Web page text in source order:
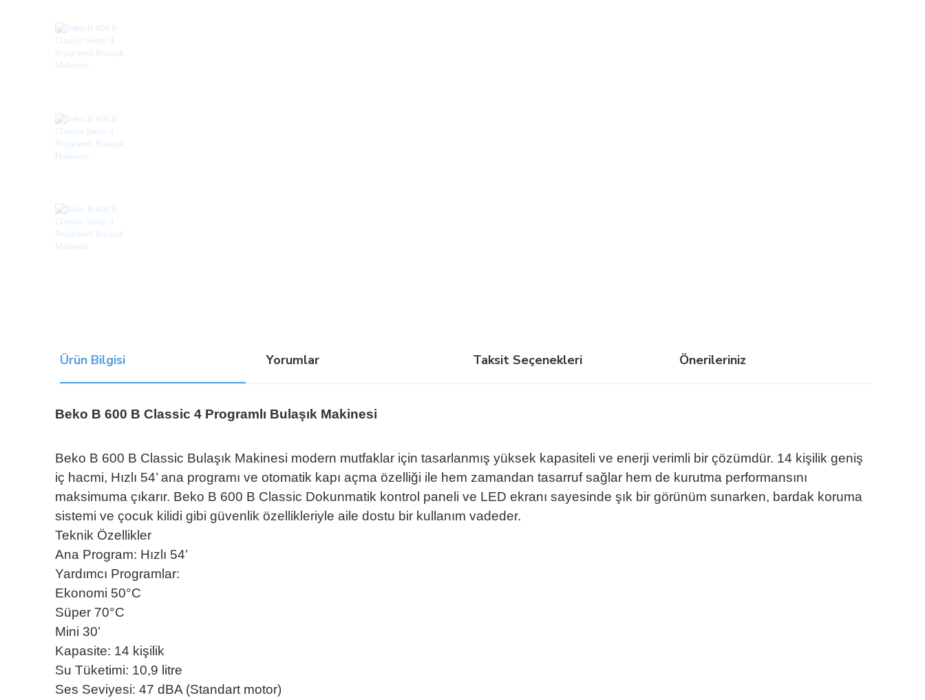
Ürün Bilgisi Yorumlar Taksit Seçenekleri Önerileriniz
Beko B 600 B Classic 4 Programlı Bulaşık Makinesi
Beko B 600 B Classic Bulaşık Makinesi modern mutfaklar için tasarlanmış yüksek kapasiteli ve enerji verimli bir çözümdür. 14 kişilik geniş
iç hacmi, Hızlı 54’ ana programı ve otomatik kapı açma özelliği ile hem zamandan tasarruf sağlar hem de kurutma performansını
maksimuma çıkarır. Beko B 600 B Classic Dokunmatik kontrol paneli ve LED ekranı sayesinde şık bir görünüm sunarken, bardak koruma
sistemi ve çocuk kilidi gibi güvenlik özellikleriyle aile dostu bir kullanım vadeder.
Teknik Özellikler
Ana Program: Hızlı 54’
Yardımcı Programlar:
Ekonomi 50°C
Süper 70°C
Mini 30’
Kapasite: 14 kişilik
Su Tüketimi: 10,9 litre
Ses Seviyesi: 47 dBA (Standart motor)